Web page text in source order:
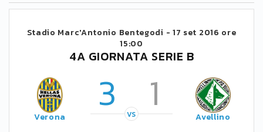
Stadio Marc'Antonio Bentegodi - 17 set 2016 ore
15:00
4A GIORNATA SERIE B
Verona 3 1
VS Avellino